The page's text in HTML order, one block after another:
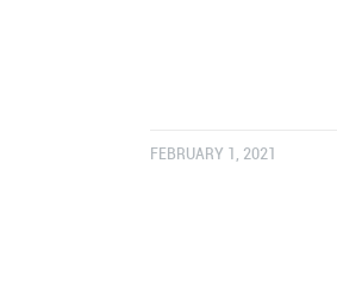
FEBRUARY 1, 2021